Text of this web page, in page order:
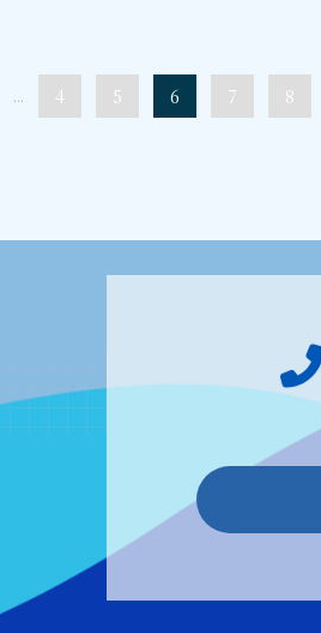
... 4 5 6 7 8